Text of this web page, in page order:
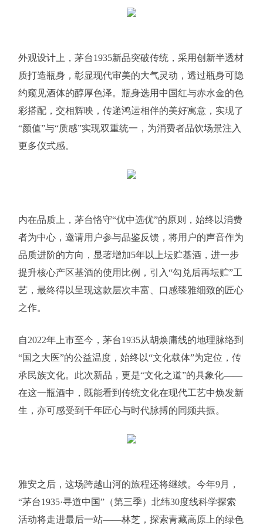
外观设计上，茅台1935新品突破传统，采用创新半透材
质打造瓶身，彰显现代审美的大气灵动，透过瓶身可隐
约窥见酒体的醇厚色泽。瓶身选用中国红与赤水金的色
彩搭配，交相辉映，传递鸿运相伴的美好寓意，实现了
“颜值”与“质感”实现双重统一，为消费者品饮场景注入
更多仪式感。
内在品质上，茅台恪守“优中选优”的原则，始终以消费
者为中心，邀请用户参与品鉴反馈，将用户的声音作为
品质进阶的方向，显著增加5年以上坛贮基酒，进一步
提升核心产区基酒的使用比例，引入“勾兑后再坛贮”工
艺，最终得以呈现这款层次丰富、口感臻雅细致的匠心
之作。
自2022年上市至今，茅台1935从胡焕庸线的地理脉络到
“国之大医”的公益温度，始终以“文化载体”为定位，传
承民族文化。此次新品，更是“文化之道”的具象化——
在这一瓶酒中，既能看到传统文化在现代工艺中焕发新
生，亦可感受到千年匠心与时代脉搏的同频共振。
雅安之后，这场跨越山河的旅程还将继续。今年9月，
“茅台1935·寻道中国”（第三季）北纬30度线科学探索
活动将走进最后一站——林芝，探索青藏高原上的绿色